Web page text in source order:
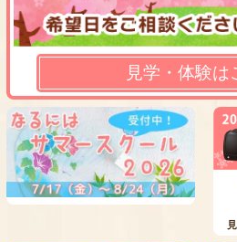
見学・体験は